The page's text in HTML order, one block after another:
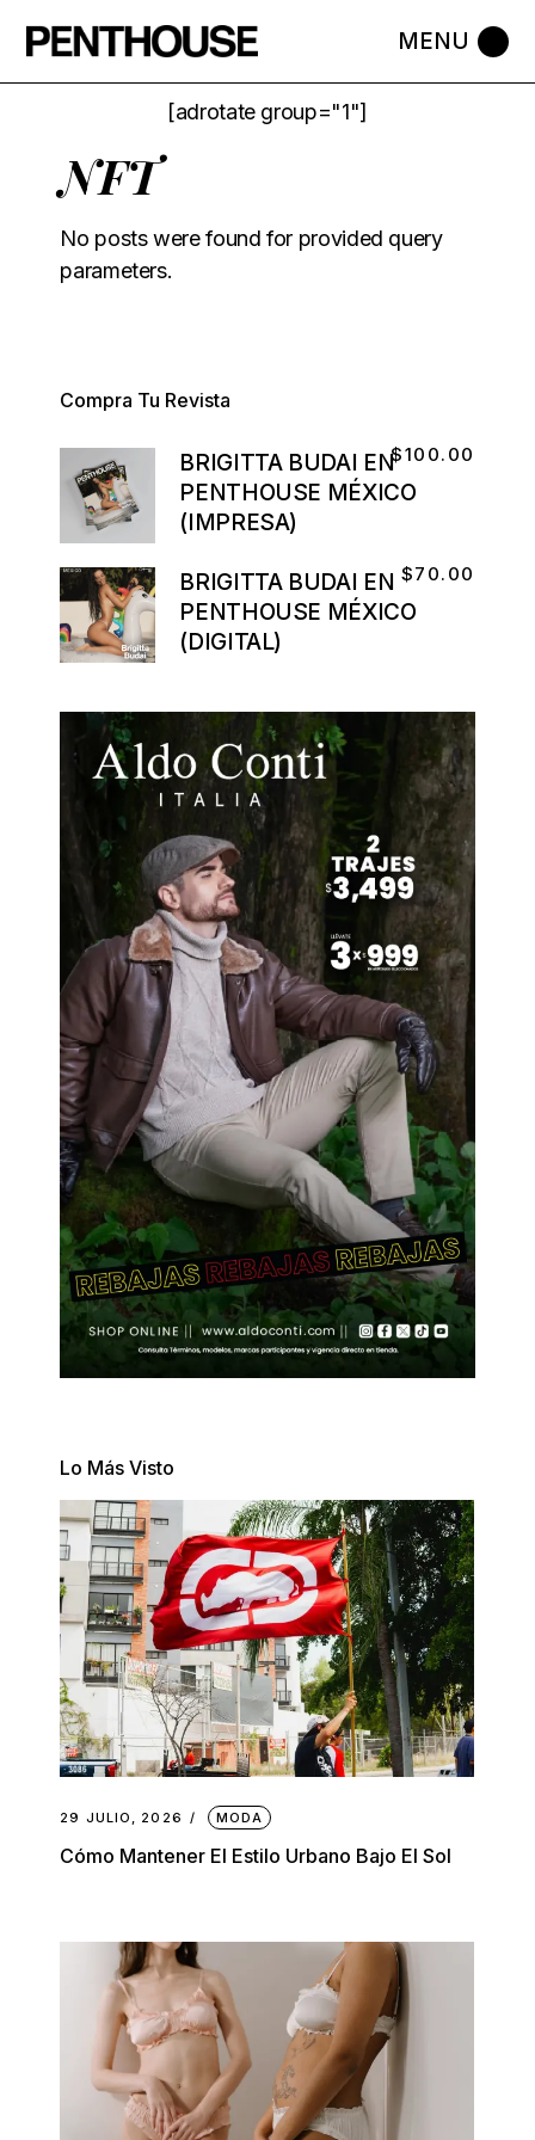
[adrotate group="1"]
NFT
No posts were found for provided query
parameters.
Compra Tu Revista
BRIGITTA BUDAI EN
PENTHOUSE MÉXICO
(IMPRESA)
$100.00
BRIGITTA BUDAI EN
PENTHOUSE MÉXICO
(DIGITAL)
$70.00
Lo Más Visto
29 JULIO, 2026 MODA
Cómo Mantener El Estilo Urbano Bajo El Sol